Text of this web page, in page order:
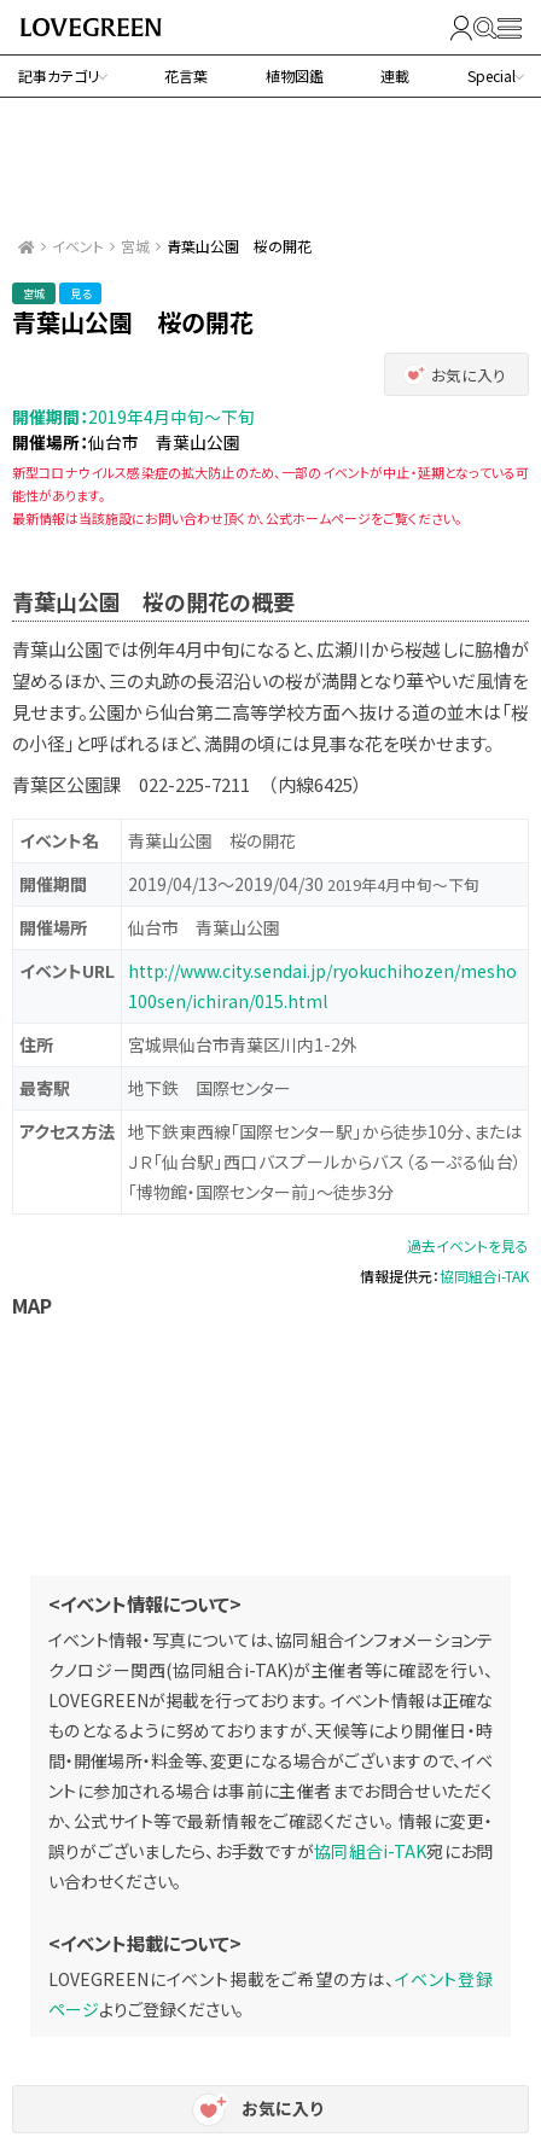
記事カテゴリ 花言葉 植物図鑑 連載 Special
イベント 宮城 青葉山公園 桜の開花
宮城 見る
青葉山公園 桜の開花
お気に入り
開催期間：2019年4月中旬～下旬
開催場所：仙台市 青葉山公園
新型コロナウイルス感染症の拡大防止のため、一部のイベントが中止・延期となっている可
能性があります。
最新情報は当該施設にお問い合わせ頂くか、公式ホームページをご覧ください。
青葉山公園 桜の開花の概要
青葉山公園では例年4月中旬になると、広瀬川から桜越しに脇櫓が
望めるほか、三の丸跡の長沼沿いの桜が満開となり華やいだ風情を
見せます。公園から仙台第二高等学校方面へ抜ける道の並木は「桜
の小径」と呼ばれるほど、満開の頃には見事な花を咲かせます。
青葉区公園課 022-225-7211 （内線6425）
イベント名
青葉山公園 桜の開花
開催期間
2019/04/13〜2019/04/30 2019年4月中旬～下旬
開催場所
仙台市 青葉山公園
イベントURL http://www.city.sendai.jp/ryokuchihozen/mesho
100sen/ichiran/015.html
住所
宮城県仙台市青葉区川内1-2外
最寄駅
地下鉄 国際センター
アクセス方法 地下鉄東西線「国際センター駅」から徒歩10分、または
ＪＲ「仙台駅」西口バスプールからバス（るーぷる仙台）
「博物館・国際センター前」～徒歩3分
過去イベントを見る
情報提供元：協同組合i-TAK
MAP
<イベント情報について>
イベント情報・写真については、協同組合インフォメーションテ
クノロジー関西(協同組合i-TAK)が主催者等に確認を行い、
LOVEGREENが掲載を行っております。 イベント情報は正確な
ものとなるように努めておりますが、天候等により開催日・時
間・開催場所・料金等、変更になる場合がございますので、イベ
ントに参加される場合は事前に主催者までお問合せいただく
か、公式サイト等で最新情報をご確認ください。 情報に変更・
誤りがございましたら、お手数ですが協同組合i-TAK宛にお問
い合わせください。
<イベント掲載について>
LOVEGREENにイベント掲載をご希望の方は、 イベント登録
ページよりご登録ください。
お気に入り